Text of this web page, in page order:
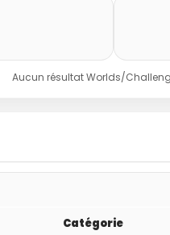
Aucun résultat Worlds/
Catégorie